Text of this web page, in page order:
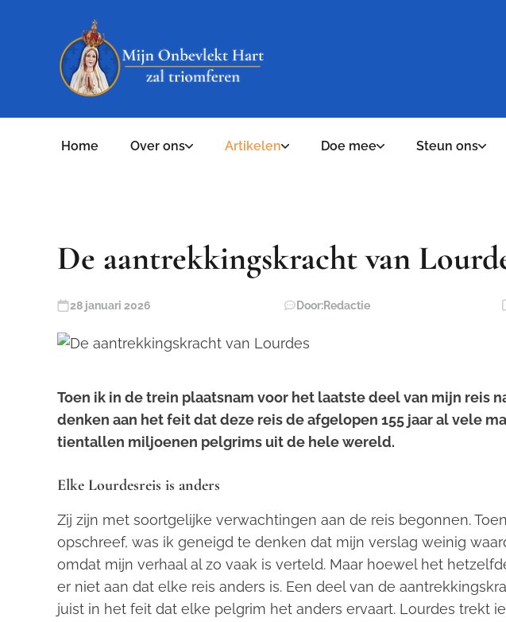
Home Over ons Artikelen Doe mee Steun ons
De aantrekkingskracht van
28 januari 2026 Door:Redactie
Toen ik in de trein plaatsnam voor het laatste deel van mijn reis
denken aan het feit dat deze reis de afgelopen 155 jaar al vele
tientallen miljoenen pelgrims uit de hele wereld.
Elke Lourdesreis is anders
Zij zijn met soortgelijke verwachtingen aan de reis begonnen.
opschreef, was ik geneigd te denken dat mijn verslag weinig
omdat mijn verhaal al zo vaak is verteld. Maar hoewel het
er niet aan dat elke reis anders is. Een deel van de
juist in het feit dat elke pelgrim het anders ervaart. Lourdes trekt